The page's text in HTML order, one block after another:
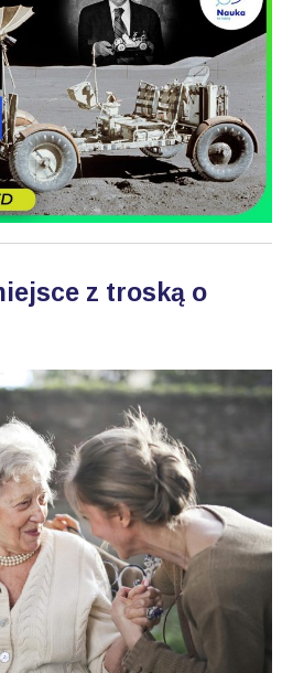
z troską o